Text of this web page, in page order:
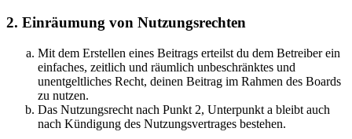
2. Einräumung von Nutzungsrechten
Mit dem Erstellen eines Beitrags erteilst du dem Betreiber ein
einfaches, zeitlich und räumlich unbeschränktes und
unentgeltliches Recht, deinen Beitrag im Rahmen des Boards
zu nutzen.
Das Nutzungsrecht nach Punkt 2, Unterpunkt a bleibt auch
nach Kündigung des Nutzungsvertrages bestehen.